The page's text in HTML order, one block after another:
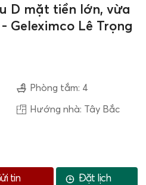
D mặt tiền lớn, vừa
Geleximco Lê Trọng
Phòng tắm: 4
Hướng nhà: Tây Bắc
tin Đặt lịch